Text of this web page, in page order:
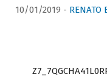
10/01/2019 - RENATO